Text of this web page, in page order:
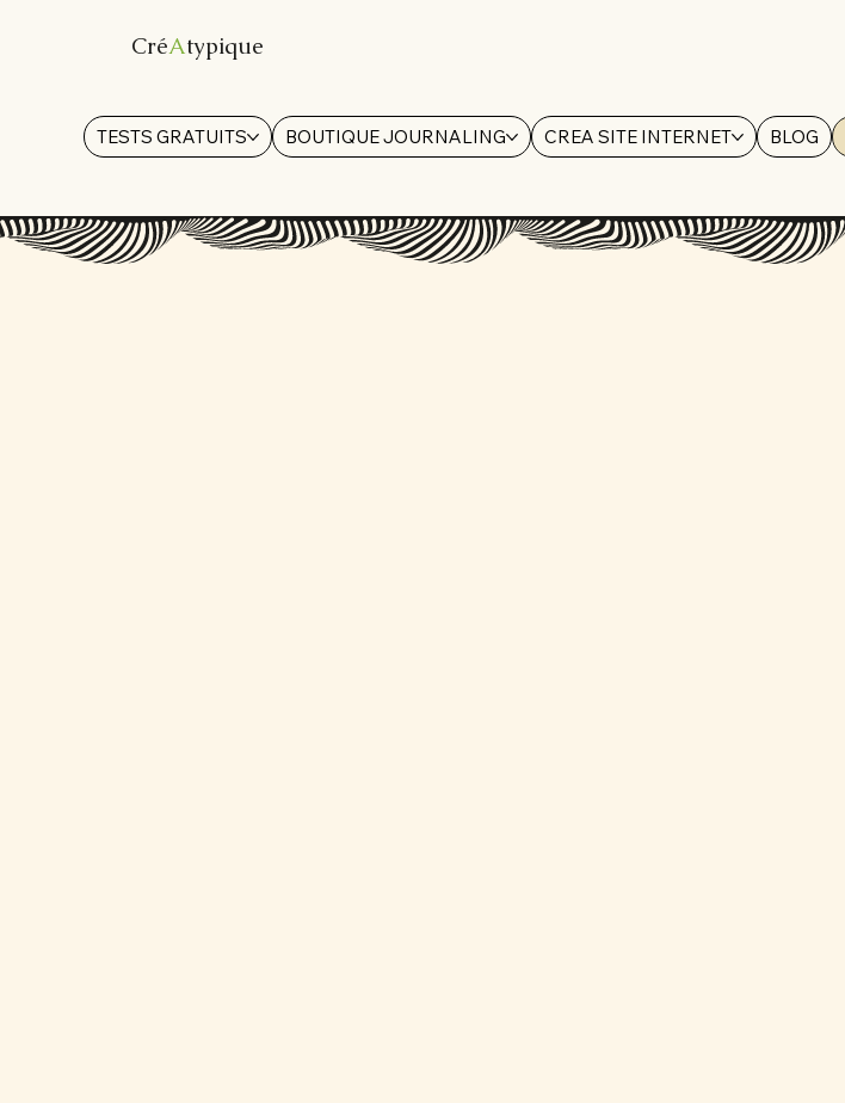
CréAtypique
TESTS GRATUITS BOUTIQUE JOURNALING CREA SITE INTERNET BLOG